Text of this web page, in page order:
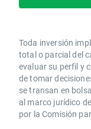
Toda inversión
total o parcial del
evaluar su perfil y
de tomar
se transan en
al marco jurídico
por la Comisión